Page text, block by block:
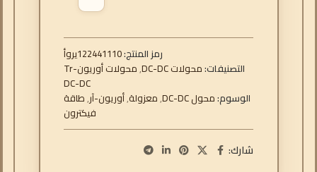
رمز المنتج: أوري122441110
التصنيفات:محولات DC-DC ,
محولات أوريون-Tr
DC-DC
الوسوم:محول DC-DC ,معزولة,أوريون-آر,طاقة
فيكترون
شارك: